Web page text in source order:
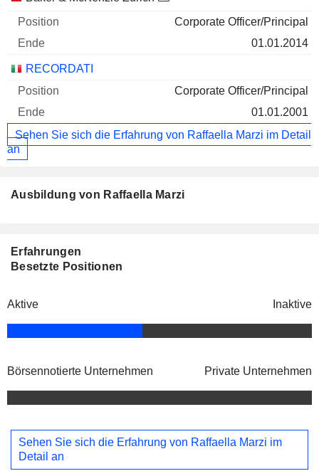
Corporate Officer/Principal
01.01.2014
RECORDATI
Corporate Officer/Principal
01.01.2001
Sehen Sie sich die Erfahrung von Raffaella Marzi im Detail
an
Ausbildung von Raffaella Marzi
Erfahrungen
Besetzte Positionen
Aktive Inaktive
Börsennotierte Unternehmen Private Unternehmen
Sehen Sie sich die Erfahrung von Raffaella Marzi im
Detail an